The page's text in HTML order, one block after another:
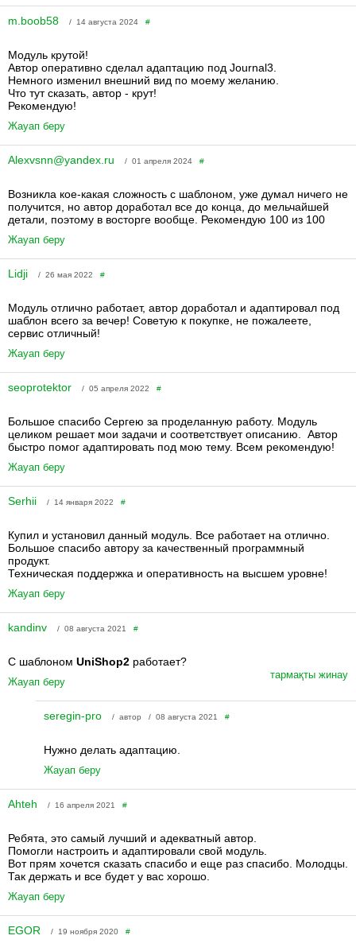
m.boob58 / 14 августа 2024 #
Модуль крутой!
Автор оперативно сделал адаптацию под Journal3.
Немного изменил внешний вид по моему желанию.
Что тут сказать, автор - крут!
Рекомендую!
Жауап беру
Alexvsnn@yandex.ru / 01 апреля 2024 #
Возникла кое-какая сложность с шаблоном, уже думал ничего не
получится, но автор доработал все до конца, до мельчайшей
детали, поэтому в восторге вообще. Рекомендую 100 из 100
Жауап беру
Lidji / 26 мая 2022 #
Модуль отлично работает, автор доработал и адаптировал под
шаблон всего за вечер! Советую к покупке, не пожалеете,
сервис отличный!
Жауап беру
seoprotektor / 05 апреля 2022 #
Большое спасибо Сергею за проделанную работу. Модуль
целиком решает мои задачи и соответствует описанию. Автор
быстро помог адаптировать под мою тему. Всем рекомендую!
Жауап беру
Serhii / 14 января 2022 #
Купил и установил данный модуль. Все работает на отлично.
Большое спасибо автору за качественный программный
продукт.
Техническая поддержка и оперативность на высшем уровне!
Жауап беру
kandinv / 08 августа 2021 #
С шаблоном UniShop2 работает?
Жауап беру
тармақты жинау
seregin-pro / автор / 08 августа 2021 #
Нужно делать адаптацию.
Жауап беру
Ahteh / 16 апреля 2021 #
Ребята, это самый лучший и адекватный автор.
Помогли настроить и адаптировали свой модуль.
Вот прям хочется сказать спасибо и еще раз спасибо. Молодцы.
Так держать и все будет у вас хорошо.
Жауап беру
EGOR / 19 ноября 2020 #